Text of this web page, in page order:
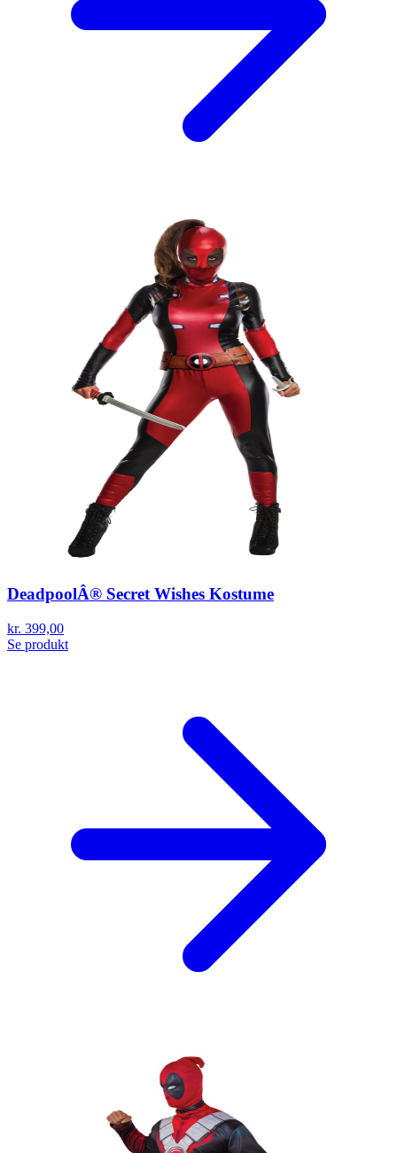
DeadpoolÂ® Secret Wishes Kostume
kr. 399,00
Se produkt